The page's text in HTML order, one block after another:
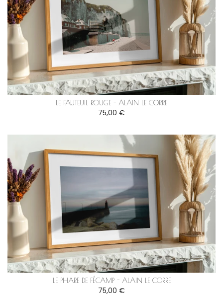
LE FAUTEUIL ROUGE - ALAIN LE CORRE
75,00 €
LE PHARE DE FÉCAMP - ALAIN LE CORRE
75,00 €